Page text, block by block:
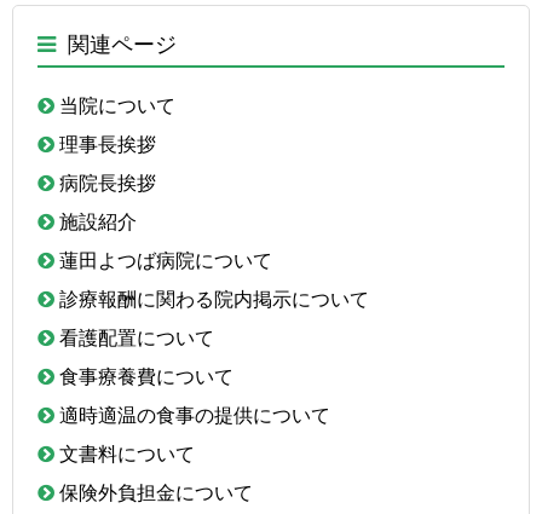
関連ページ
当院について
理事長挨拶
病院長挨拶
施設紹介
蓮田よつば病院について
診療報酬に関わる院内掲示について
看護配置について
食事療養費について
適時適温の食事の提供について
文書料について
保険外負担金について